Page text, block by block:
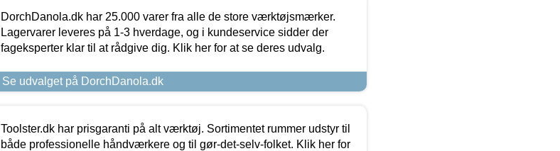
DorchDanola.dk har 25.000 varer fra alle de store værktøjsmærker.
Lagervarer leveres på 1-3 hverdage, og i kundeservice sidder der
fageksperter klar til at rådgive dig. Klik her for at se deres udvalg.
Se udvalget på DorchDanola.dk
Toolster.dk har prisgaranti på alt værktøj. Sortimentet rummer udstyr til
både professionelle håndværkere og til gør-det-selv-folket. Klik her for